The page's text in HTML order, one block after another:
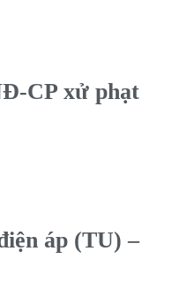
CP xử phạt
áp (TU) –